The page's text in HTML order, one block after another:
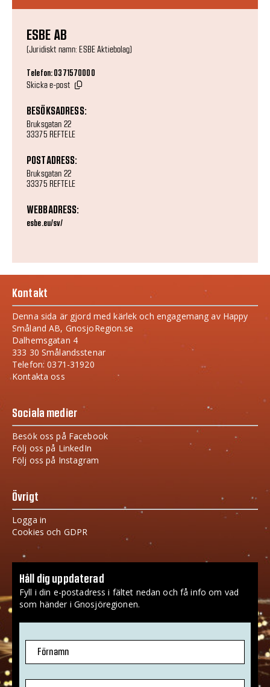
ESBE AB
(Juridiskt namn: ESBE Aktiebolag)
Telefon: 0371570000
Skicka e-post
BESÖKSADRESS:
Bruksgatan 22
33375 REFTELE
POSTADRESS:
Bruksgatan 22
33375 REFTELE
WEBBADRESS:
esbe.eu/sv/
Kontakt
Denna sida är gjord med kärlek och engagemang av Happy
Småland AB, GnosjoRegion.se
Dalhemsgatan 4
333 30 Smålandsstenar
Telefon: 0371-31920
Kontakta oss
Sociala medier
Besök oss på Facebook
Följ oss på LinkedIn
Följ oss på Instagram
Övrigt
Logga in
Cookies och GDPR
Håll dig uppdaterad
Fyll i din e-postadress i fältet nedan och få info om vad
som händer i Gnosjöregionen.
Förnamn